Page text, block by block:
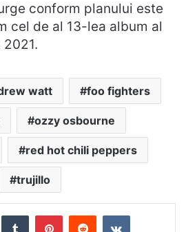
conform planului este
cel de al 13-lea album al
watt foo fighters
ozzy osbourne
red hot chili peppers
trujillo
TumblrPinterestRedditVKontakte